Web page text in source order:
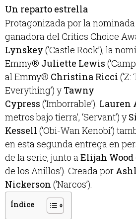
Un reparto estrella
Protagonizada por la
ganadora del Critics Choice
Lynskey (‘Castle Rock’), la
Emmy® Juliette Lewis
al Emmy® Christina Ricci
Everything’) yTawny
Cypress (‘Imborrable’). Lauren
metros bajo tierra’, ‘Servant’) y
Kessell (‘Obi-Wan Kenobi’)
en esta segunda entrega en
de la serie, junto aElijah Wood
de los Anillos’). Creada por
Nickerson (‘Narcos’).
Índice